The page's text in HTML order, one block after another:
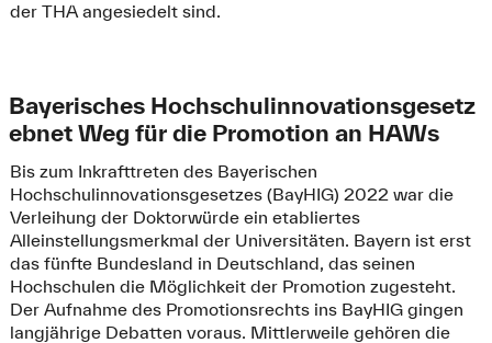
der THA angesiedelt sind.
Bayerisches Hochschulinnovationsgesetz
ebnet Weg für die Promotion an HAWs
Bis zum Inkrafttreten des Bayerischen
Hochschulinnovationsgesetzes (BayHIG) 2022 war die
Verleihung der Doktorwürde ein etabliertes
Alleinstellungsmerkmal der Universitäten. Bayern ist erst
das fünfte Bundesland in Deutschland, das seinen
Hochschulen die Möglichkeit der Promotion zugesteht.
Der Aufnahme des Promotionsrechts ins BayHIG gingen
langjährige Debatten voraus. Mittlerweile gehören die